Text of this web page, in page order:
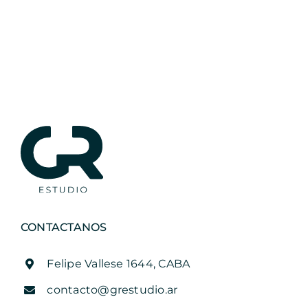
CONTACTANOS
Felipe Vallese 1644, CABA
contacto@grestudio.ar